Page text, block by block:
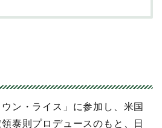
ン・ライス」に参加し、米国
泰則プロデュースのもと、日